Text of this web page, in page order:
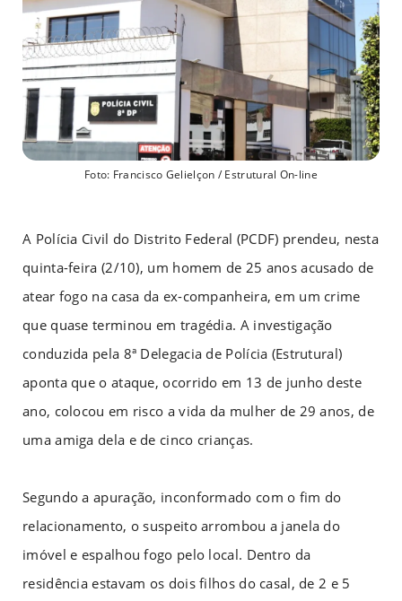
Foto: Francisco Gelielçon / Estrutural On-line
A Polícia Civil do Distrito Federal (PCDF) prendeu, nesta
quinta-feira (2/10), um homem de 25 anos acusado de
atear fogo na casa da ex-companheira, em um crime
que quase terminou em tragédia. A investigação
conduzida pela 8ª Delegacia de Polícia (Estrutural)
aponta que o ataque, ocorrido em 13 de junho deste
ano, colocou em risco a vida da mulher de 29 anos, de
uma amiga dela e de cinco crianças.
Segundo a apuração, inconformado com o fim do
relacionamento, o suspeito arrombou a janela do
imóvel e espalhou fogo pelo local. Dentro da
residência estavam os dois filhos do casal, de 2 e 5